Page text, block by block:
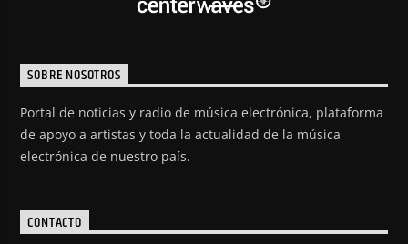
SOBRE NOSOTROS
Portal de noticias y radio de música electrónica, plataforma
de apoyo a artistas y toda la actualidad de la música
electrónica de nuestro país.
CONTACTO